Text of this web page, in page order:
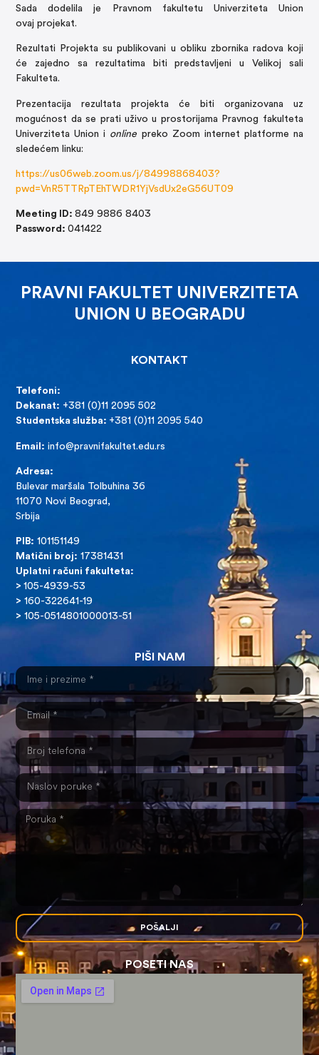
Sada dodelila je Pravnom fakultetu Univerziteta Union
ovaj projekat.
Rezultati Projekta su publikovani u obliku zbornika radova koji
će zajedno sa rezultatima biti predstavljeni u Velikoj sali
Fakulteta.
Prezentacija rezultata projekta će biti organizovana uz
mogućnost da se prati uživo u prostorijama Pravnog fakulteta
Univerziteta Union i online preko Zoom internet platforme na
sledećem linku:
https://us06web.zoom.us/j/84998868403?
pwd=VnR5TTRpTEhTWDR1YjVsdUx2eG56UT09
Meeting ID:849 9886 8403
Password:041422
PRAVNI FAKULTET UNIVERZITETA
UNION U BEOGRADU
KONTAKT
Telefoni:
Dekanat: +381 (0)11 2095 502
Studentska služba: +381 (0)11 2095 540
Email: info@pravnifakultet.edu.rs
Adresa:
Bulevar maršala Tolbuhina 36
11070 Novi Beograd,
Srbija
PIB: 101151149
Matični broj: 17381431
Uplatni računi fakulteta:
>105-4939-53
> 160-322641-19
> 105-0514801000013-51
PIŠI NAM
POŠALJI
POSETI NAS